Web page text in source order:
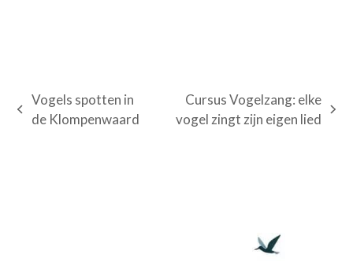
previous
Vogels spotten in
de Klompenwaard
next
Cursus Vogelzang: elke
vogel zingt zijn eigen lied